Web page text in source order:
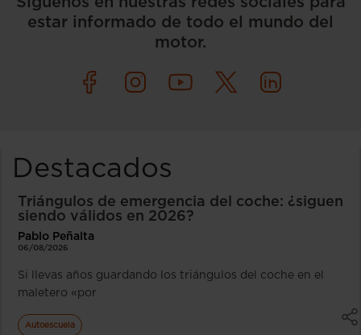
estar informado de todo el mundo del
motor.
Destacados
Triángulos de emergencia del coche: ¿siguen
siendo válidos en 2026?
Pablo Peñalta
06/08/2026
Si llevas años guardando los triángulos del coche en el
maletero «por
Autoescuela